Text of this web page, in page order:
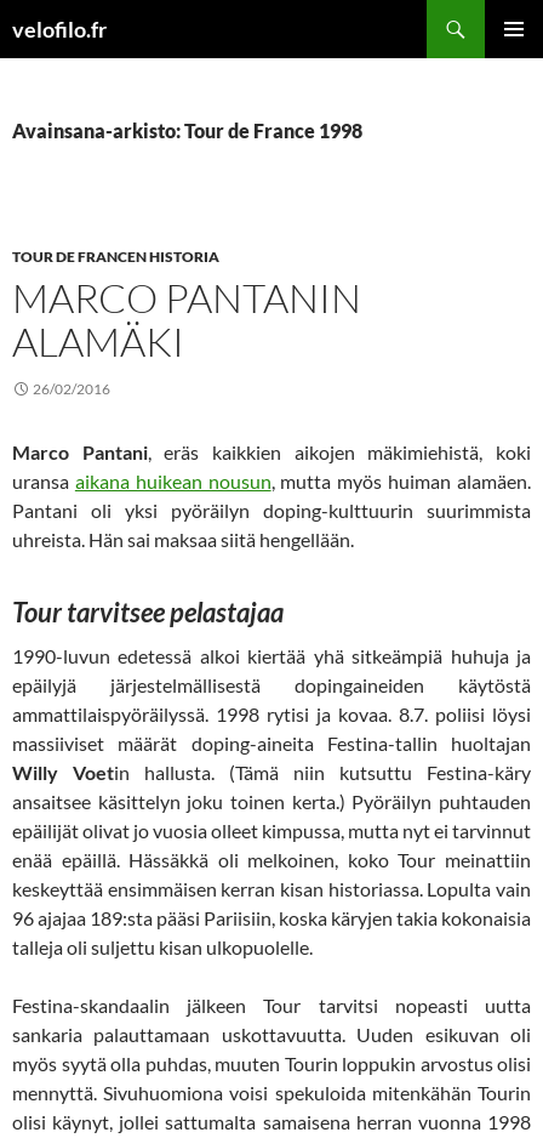
sisältöön
velofilo.fr
Avainsana-arkisto: Tour de France 1998
TOUR DE FRANCEN HISTORIA
MARCO PANTANIN
ALAMÄKI
26/02/2016
Marco Pantani, eräs kaikkien aikojen mäkimiehistä, koki
uransa aikana huikean nousun, mutta myös huiman alamäen.
Pantani oli yksi pyöräilyn doping-kulttuurin suurimmista
uhreista. Hän sai maksaa siitä hengellään.
Tour tarvitsee pelastajaa
1990-luvun edetessä alkoi kiertää yhä sitkeämpiä huhuja ja
epäilyjä järjestelmällisestä dopingaineiden käytöstä
ammattilaispyöräilyssä. 1998 rytisi ja kovaa. 8.7. poliisi löysi
massiiviset määrät doping-aineita Festina-tallin huoltajan
Willy Voetin hallusta. (Tämä niin kutsuttu Festina-käry
ansaitsee käsittelyn joku toinen kerta.) Pyöräilyn puhtauden
epäilijät olivat jo vuosia olleet kimpussa, mutta nyt ei tarvinnut
enää epäillä. Hässäkkä oli melkoinen, koko Tour meinattiin
keskeyttää ensimmäisen kerran kisan historiassa. Lopulta vain
96 ajajaa 189:sta pääsi Pariisiin, koska käryjen takia kokonaisia
talleja oli suljettu kisan ulkopuolelle.
Festina-skandaalin jälkeen Tour tarvitsi nopeasti uutta
sankaria palauttamaan uskottavuutta. Uuden esikuvan oli
myös syytä olla puhdas, muuten Tourin loppukin arvostus olisi
mennyttä. Sivuhuomiona voisi spekuloida mitenkähän Tourin
olisi käynyt, jollei sattumalta samaisena herran vuonna 1998